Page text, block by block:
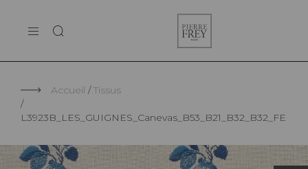
LA MAISON
Frey
Accueil Tissus
L3923B_LES_GUIGNES_Canevas_B53_B21_B32_B32_FE